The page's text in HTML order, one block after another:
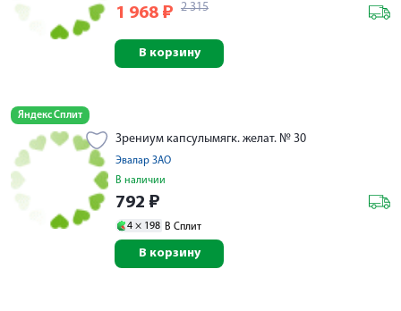
1 968 ₽ 2 315
В корзину
Яндекс Сплит
Зрениум капсулымягк. желат. № 30
Эвалар ЗАО
В наличии
792 ₽
4 × 198 В Сплит
В корзину